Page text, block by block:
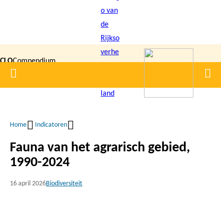
inhoud
gaan
CLOCompendium
voor de
Home
Kruimelpad
Home Indicatoren
Fauna van het agrarisch gebied,
1990-2024
16 april 2026Biodiversiteit